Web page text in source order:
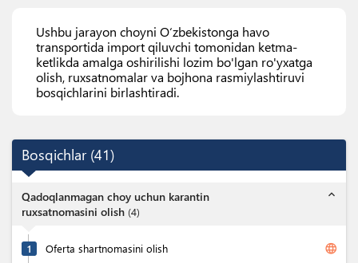
Ushbu jarayon choyni O‘zbekistonga havo
transportida import qiluvchi tomonidan ketma-
ketlikda amalga oshirilishi lozim bo'lgan ro'yxatga
olish, ruxsatnomalar va bojhona rasmiylashtiruvi
bosqichlarini birlashtiradi.
Bosqichlar (41)
Qadoqlanmagan choy uchun karantin
ruxsatnomasini olish (4)
expand_less
1 Oferta shartnomasini olish language